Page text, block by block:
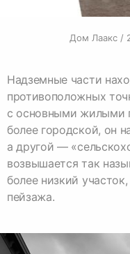
Дом Лаакс /
Надземные части
противоположных
с основными жилыми
более городской, он
а другой —
возвышается так
более низкий